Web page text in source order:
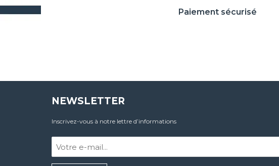
Paiement sécurisé
NEWSLETTER
Inscrivez-vous à notre lettre d’informations
Votre
e-